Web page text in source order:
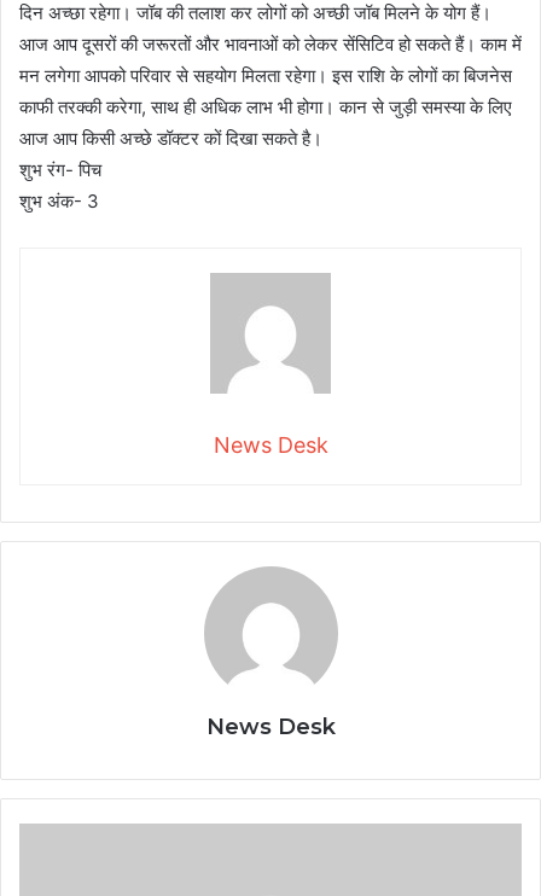
दिन अच्छा रहेगा। जॉब की तलाश कर लोगों को अच्छी जॉब मिलने के योग हैं।
आज आप दूसरों की जरूरतों और भावनाओं को लेकर सेंसिटिव हो सकते हैं। काम में
मन लगेगा आपको परिवार से सहयोग मिलता रहेगा। इस राशि के लोगों का बिजनेस
काफी तरक्की करेगा, साथ ही अधिक लाभ भी होगा। कान से जुड़ी समस्या के लिए
आज आप किसी अच्छे डॉक्टर कों दिखा सकते है।
शुभ रंग- पिच
शुभ अंक- 3
News Desk
News Desk